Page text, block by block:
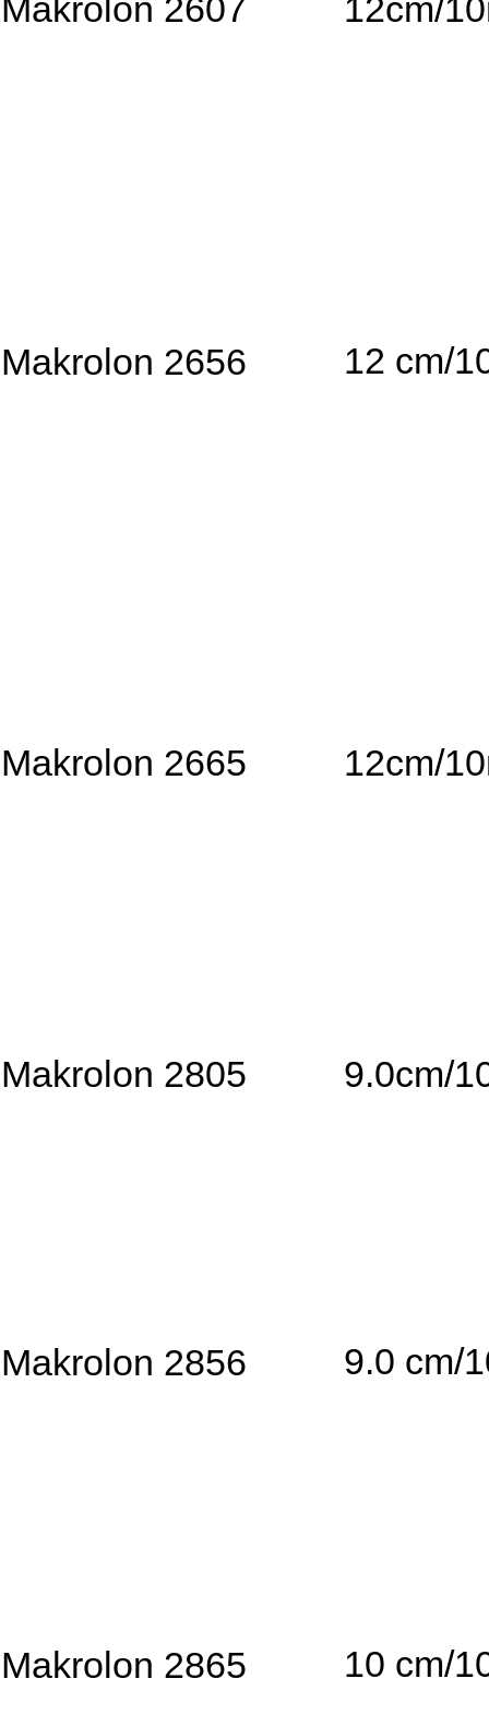
Makrolon 2607 12cm/
Makrolon 2656 12 cm/
Makrolon 2665 12cm/
Makrolon 2805 9.0cm/
Makrolon 2856 9.0 cm/
Makrolon 2865 10 cm/